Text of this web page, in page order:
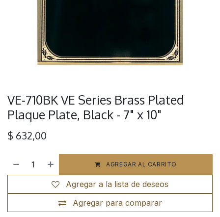
VE-710BK VE Series Brass Plated
Plaque Plate, Black - 7" x 10"
$ 632,00
AGREGAR AL CARRITO
Agregar para comparar
Agregar a la lista de deseos